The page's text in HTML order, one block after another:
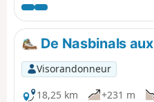
l'étape, un peu plus
l'imposant clocher de
Peyre et la Chapelle de la
De Nasbinals
Visorandonneur
18,25 km
+231 m